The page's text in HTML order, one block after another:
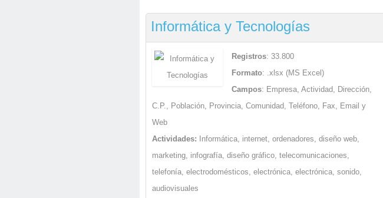
Informática y Tecnologías
Registros: 33.800
Formato: .xlsx (MS Excel)
Campos: Empresa, Actividad, Dirección,
C.P., Población, Provincia, Comunidad, Teléfono, Fax, Email y
Web
Actividades: Informática, internet, ordenadores, diseño web,
marketing, infografía, diseño gráfico, telecomunicaciones,
telefonía, electrodomésticos, electrónica, electrónica, sonido,
audiovisuales